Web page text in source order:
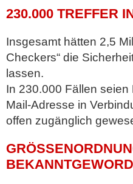
230.000 TREFFER
Insgesamt hätten 2,5
Checkers“ die
lassen.
In 230.000 Fällen
Mail-Adresse in
offen zugänglich